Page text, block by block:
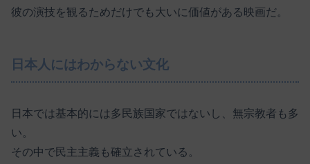
彼の演技を観るためだけでも大いに価値がある映画だ。
日本人にはわからない文化
日本では基本的には多民族国家ではないし、無宗教者も多
い。
その中で民主主義も確立されている。